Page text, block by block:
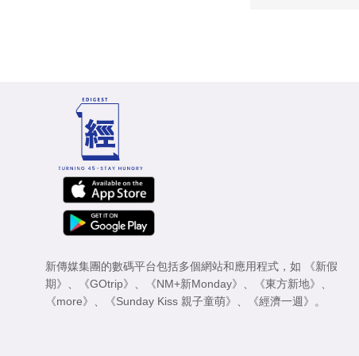
新傳媒集團的數碼平台包括多個網站和應用程式，如
《新假
期》 、 《GOtrip》 、 《NM+新Monday》 、 《東方新地》 、
《more》 、 《Sunday Kiss 親子童萌》 、 《經濟一週》 。